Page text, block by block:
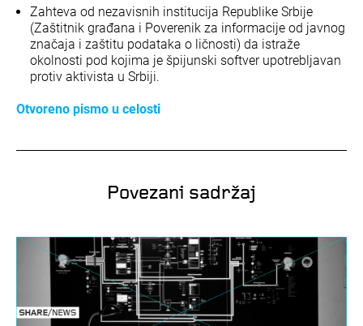
Zahteva od nezavisnih institucija Republike Srbije
(Zaštitnik građana i Poverenik za informacije od javnog
značaja i zaštitu podataka o ličnosti) da istraže
okolnosti pod kojima je špijunski softver upotrebljavan
protiv aktivista u Srbiji.
Otvoreno pismo u celosti
Povezani sadržaj